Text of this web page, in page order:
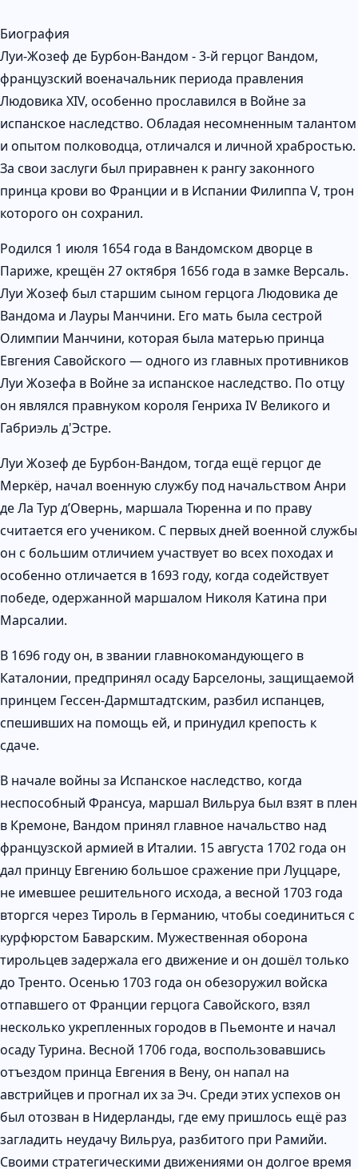
Биография
Луи-Жозеф де Бурбон-Вандом - 3-й герцог Вандом,
французский военачальник периода правления
Людовика XIV, особенно прославился в Войне за
испанское наследство. Обладая несомненным талантом
и опытом полководца, отличался и личной храбростью.
За свои заслуги был приравнен к рангу законного
принца крови во Франции и в Испании Филиппа V, трон
которого он сохранил.
Родился 1 июля 1654 года в Вандомском дворце в
Париже, крещён 27 октября 1656 года в замке Версаль.
Луи Жозеф был старшим сыном герцога Людовика де
Вандома и Лауры Манчини. Его мать была сестрой
Олимпии Манчини, которая была матерью принца
Евгения Савойского — одного из главных противников
Луи Жозефа в Войне за испанское наследство. По отцу
он являлся правнуком короля Генриха IV Великого и
Габриэль д'Эстре.
Луи Жозеф де Бурбон-Вандом, тогда ещё герцог де
Меркёр, начал военную службу под начальством Анри
де Ла Тур д’Овернь, маршала Тюренна и по праву
считается его учеником. С первых дней военной службы
он с большим отличием участвует во всех походах и
особенно отличается в 1693 году, когда содействует
победе, одержанной маршалом Николя Катина при
Марсалии.
В 1696 году он, в звании главнокомандующего в
Каталонии, предпринял осаду Барселоны, защищаемой
принцем Гессен-Дармштадтским, разбил испанцев,
спешивших на помощь ей, и принудил крепость к
сдаче.
В начале войны за Испанское наследство, когда
неспособный Франсуа, маршал Вильруа был взят в плен
в Кремоне, Вандом принял главное начальство над
французской армией в Италии. 15 августа 1702 года он
дал принцу Евгению большое сражение при Луццаре,
не имевшее решительного исхода, а весной 1703 года
вторгся через Тироль в Германию, чтобы соединиться с
курфюрстом Баварским. Мужественная оборона
тирольцев задержала его движение и он дошёл только
до Тренто. Осенью 1703 года он обезоружил войска
отпавшего от Франции герцога Савойского, взял
несколько укрепленных городов в Пьемонте и начал
осаду Турина. Весной 1706 года, воспользовавшись
отъездом принца Евгения в Вену, он напал на
австрийцев и прогнал их за Эч. Среди этих успехов он
был отозван в Нидерланды, где ему пришлось ещё раз
загладить неудачу Вильруа, разбитого при Рамийи.
Своими стратегическими движениями он долгое время